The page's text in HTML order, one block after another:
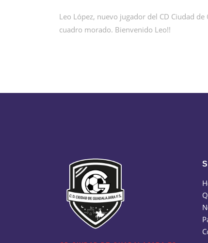
Leo López, nuevo jugador del CD Ciudad
cuadro morado. Bienvenido Leo!!